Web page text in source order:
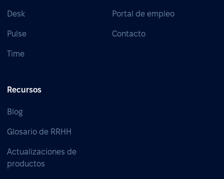
Desk
Pulse
Time
Portal de empleo
Contacto
Recursos
Blog
Glosario de RRHH
Actualizaciones de
productos